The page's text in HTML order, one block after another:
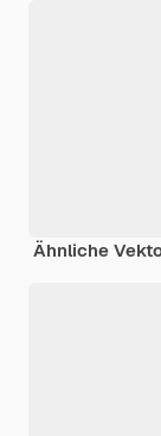
Ähnliche